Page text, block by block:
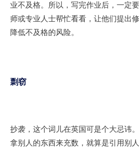
业不及格。所以，写完作业后，一定
师或专业人士帮忙看看，让他们提出
降低不及格的风险。
剽窃
抄袭，这个词儿在英国可是个大忌讳
拿别人的东西来充数，就算是引用别